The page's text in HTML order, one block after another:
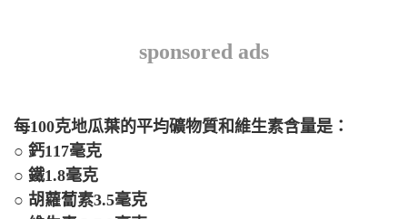
sponsored ads
每100克地瓜葉的平均礦物質和維生素含量是：
○ 鈣117毫克
○ 鐵1.8毫克
○ 胡蘿蔔素3.5毫克